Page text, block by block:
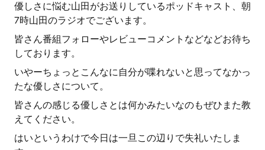
優しさに悩む山田がお送りしているポッドキャスト、朝
7時山田のラジオでございます。
皆さん番組フォローやレビューコメントなどなどお待ち
しております。
いやーちょっとこんなに自分が喋れないと思ってなかっ
たな優しさについて。
皆さんの感じる優しさとは何かみたいなのもぜひまた教
えてください。
はいというわけで今日は一旦この辺りで失礼いたしま